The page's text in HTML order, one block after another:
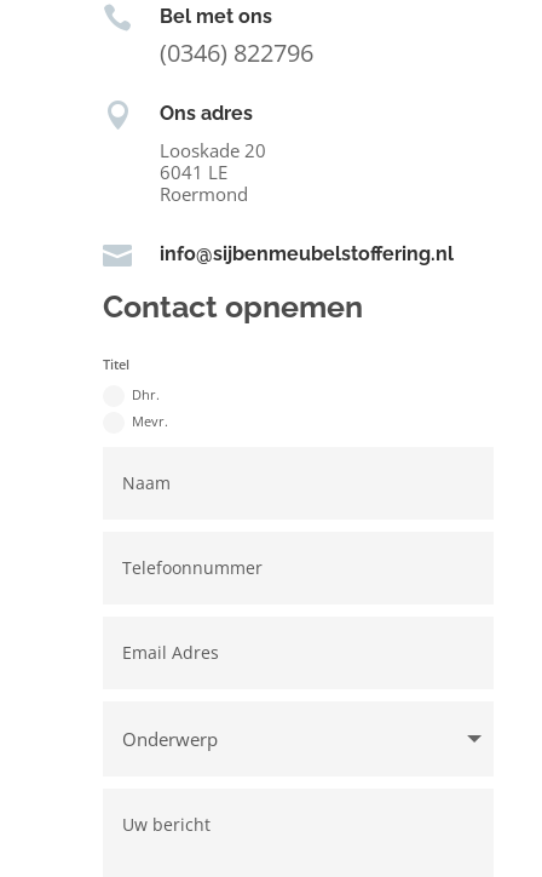
 Bel met ons
(0346) 822796
 Ons adres
Looskade 20
6041 LE
Roermond
 info@sijbenmeubelstoffering.nl
Contact opnemen
Titel
Dhr.
Mevr.